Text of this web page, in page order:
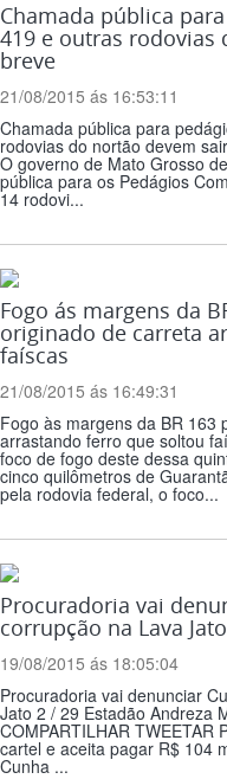
Chamada pública
419 e outras rodovias
breve
21/08/2015 ás 16:53:11
Chamada pública para
rodovias do nortão devem
O governo de Mato Grosso
pública para os Pedágios
14 rodovi...
Fogo ás margens da
originado de carreta
faíscas
21/08/2015 ás 16:49:31
Fogo às margens da BR 163
arrastando ferro que soltou
foco de fogo deste dessa
cinco quilômetros de
pela rodovia federal, o foco...
Procuradoria vai
corrupção na Lava Jato
19/08/2015 ás 18:05:04
Procuradoria vai denunciar
Jato 2 / 29 Estadão Andreza
COMPARTILHAR
cartel e aceita pagar R$ 104
Cunha ...